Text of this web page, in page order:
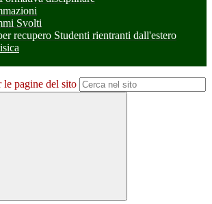
Svolti
recupero Studenti rientranti dall'estero
le pagine del sito